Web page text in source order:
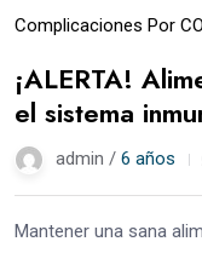
Complicaciones Por
¡ALERTA!
el sistema
admin / 6 años
Mantener una sana